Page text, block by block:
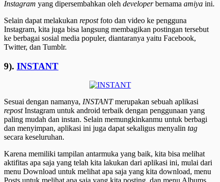
Instagram yang dipersembahkan oleh developerbernama amiya ini.
Selain dapat melakukan repostfoto dan video ke pengguna
Instagram, kita juga bisa langsung membagikan postingan tersebut
ke berbagai sosial media populer, diantaranya yaitu Facebook,
Twitter, dan Tumblr.
9). INSTANT
Sesuai dengan namanya, INSTANTmerupakan sebuah aplikasi
repostInstagram untuk android terbaik dengan penggunaan yang
paling mudah dan instan. Selain memungkinkanmu untuk berbagi
dan menyimpan, aplikasi ini juga dapat sekaligus menyalin tag
secara keseluruhan.
Karena memiliki tampilan antarmuka yang baik, kita bisa melihat
aktifitas apa saja yang telah kita lakukan dari aplikasi ini, mulai dari
menu Download untuk melihat apa saja yang kita download, menu